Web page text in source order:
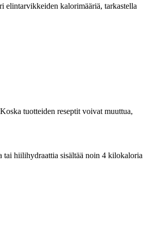
elintarvikkeiden kalorimääriä, tarkastella
tuotteiden reseptit voivat muuttua,
tai hiilihydraattia sisältää noin 4 kilokaloria